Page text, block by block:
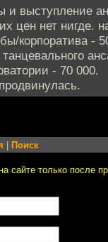
и выступление
цен нет нигде.
корпоратива -
- 70 000.
Поиск
сайте только после